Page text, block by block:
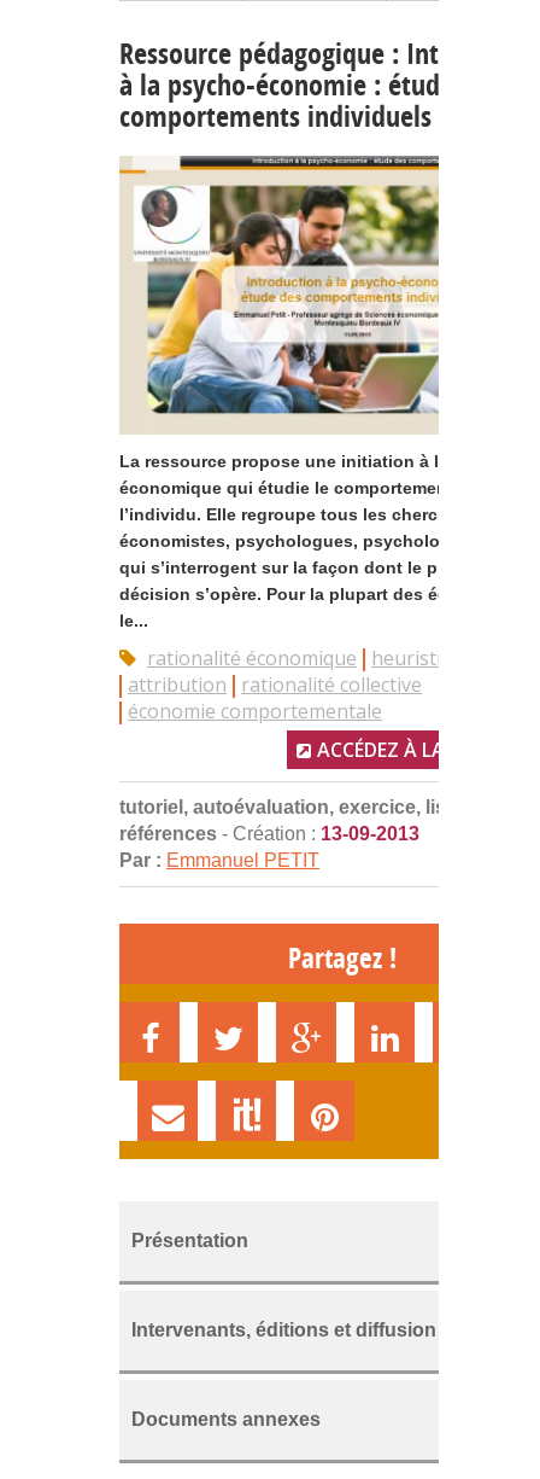
Ressource pédagogique :
à la psycho-économie : étude des
comportements individuels
La ressource propose une initiation à la
économique qui étudie le comportement réel de
l’individu. Elle regroupe tous les chercheurs,
économistes, psychologues, psychologues
qui s’interrogent sur la façon dont le processus de
décision s’opère. Pour la plupart des économistes,
le...
rationalité économique heuristiques
attribution
rationalité collective
économie comportementale
ACCÉDEZ À LA
tutoriel, autoévaluation, exercice, liste de
références - Création : 13-09-2013
Par : Emmanuel PETIT
Partagez !
Présentation
Intervenants, éditions et diffusion
Documents annexes